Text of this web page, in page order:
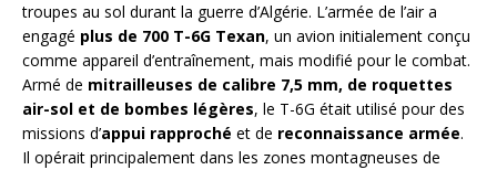
troupes au sol durant la guerre d’Algérie. L’armée de l’air a
engagé plus de 700 T-6G Texan, un avion initialement conçu
comme appareil d’entraînement, mais modifié pour le combat.
Armé de mitrailleuses de calibre 7,5 mm, de roquettes
air-sol et de bombes légères, le T-6G était utilisé pour des
missions d’appui rapproché et de reconnaissance armée.
Il opérait principalement dans les zones montagneuses de